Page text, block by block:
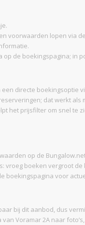
voorwaarden lopen via
op de boekingspagina; in
directe boekingsoptie
dat werkt als
het prijsfilter om snel te
op de
vroeg boeken vergroot
boekingspagina voor
bij dit aanbod, dus
Voramar 2A naar